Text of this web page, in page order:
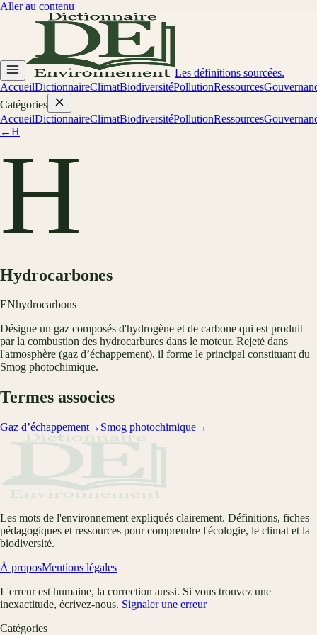
Aller au contenu
Les définitions sourcées.
AccueilDictionnaireClimatBiodiversitéPollutionRessources
Catégories
AccueilDictionnaireClimatBiodiversitéPollutionRessources
←H
H
Hydrocarbones
ENhydrocarbons
Désigne un gaz composés d'hydrogène et de carbone qui est produit
par la combustion des hydrocarbures dans le moteur. Rejeté dans
l'atmosphère (gaz d’échappement), il forme le principal constituant du
Smog photochimique.
Termes associes
Gaz d’échappement→ Smog photochimique→
Les mots de l'environnement expliqués clairement. Définitions, fiches
pédagogiques et ressources pour comprendre l'écologie, le climat et la
biodiversité.
À proposMentions légales
L'erreur est humaine, la correction aussi. Si vous trouvez une
inexactitude, écrivez-nous. Signaler une erreur
Catégories